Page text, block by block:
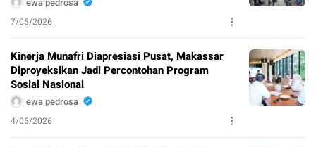
7/05/2026
Kinerja Munafri Diapresiasi Pusat, Makassar
Diproyeksikan Jadi Percontohan Program
Sosial Nasional
ewa pedrosa
4/05/2026